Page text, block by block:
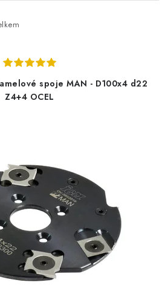
spoje MAN - D100x4 d22
Z4+4 OCEL